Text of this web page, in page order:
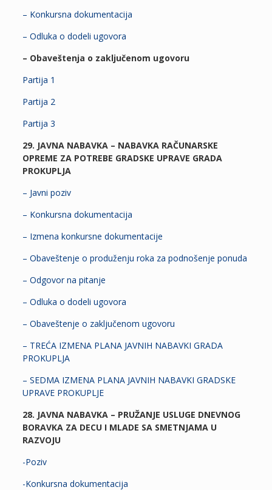
– Konkursna dokumentacija
– Odluka o dodeli ugovora
– Obaveštenja o zaključenom ugovoru
Partija 1
Partija 2
Partija 3
29. JAVNA NABAVKA – NABAVKA RAČUNARSKE
OPREME ZA POTREBE GRADSKE UPRAVE GRADA
PROKUPLJA
– Javni poziv
– Konkursna dokumentacija
– Izmena konkursne dokumentacije
– Obaveštenje o produženju roka za podnošenje ponuda
– Odgovor na pitanje
– Odluka o dodeli ugovora
– Obaveštenje o zaključenom ugovoru
– TREĆA IZMENA PLANA JAVNIH NABAVKI GRADA
PROKUPLJA
– SEDMA IZMENA PLANA JAVNIH NABAVKI GRADSKE
UPRAVE PROKUPLJE
28. JAVNA NABAVKA – PRUŽANJE USLUGE DNEVNOG
BORAVKA ZA DECU I MLADE SA SMETNJAMA U
RAZVOJU
-Poziv
-Konkursna dokumentacija